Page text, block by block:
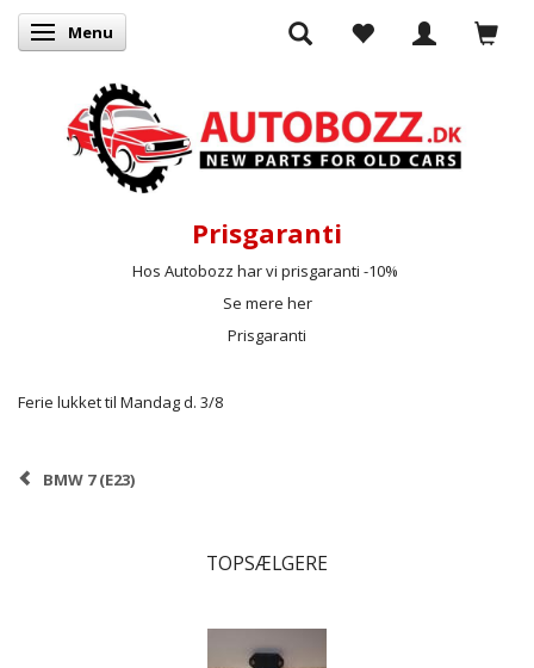
Skifte navigation
Menu
Prisgaranti
Hos Autobozz har vi prisgaranti -10%
Se mere her
Prisgaranti
Ferie lukket til Mandag d. 3/8
BMW 7 (E23)
TOPSÆLGERE